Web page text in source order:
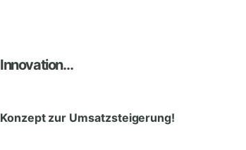
Innovation…
Konzept zur Umsatzsteigerung!